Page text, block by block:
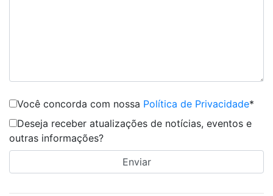
Você concorda com nossa Política de Privacidade*
Deseja receber atualizações de notícias, eventos e
outras informações?